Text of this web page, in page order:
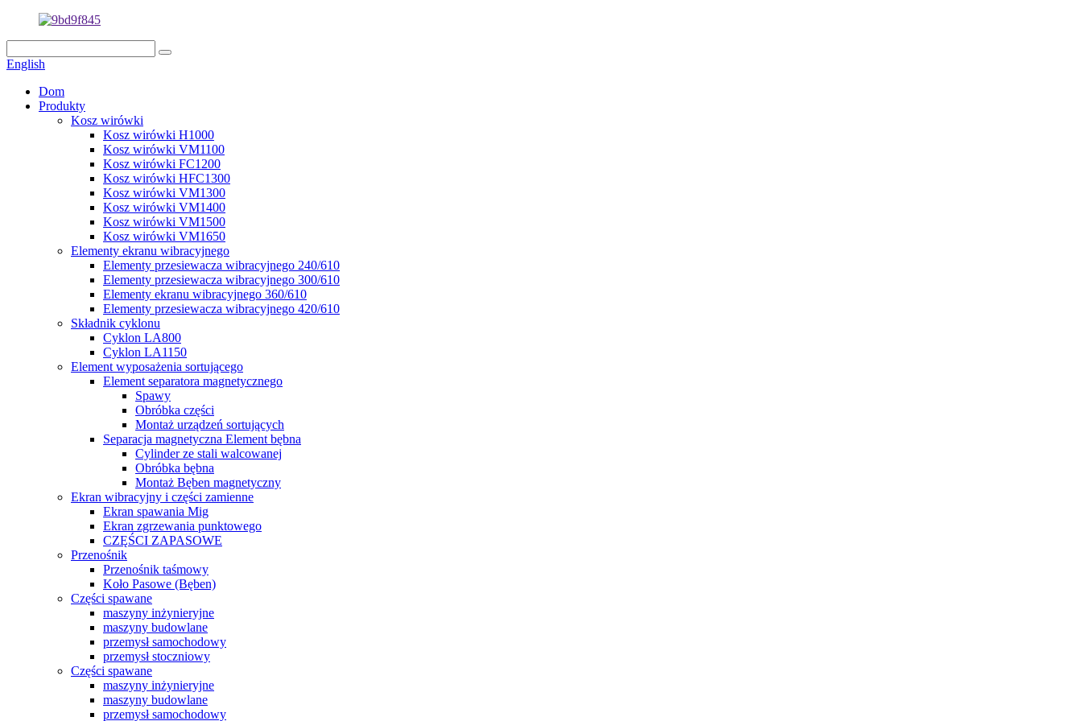
English
Dom
Produkty
Kosz wirówki
Kosz wirówki H1000
Kosz wirówki VM1100
Kosz wirówki FC1200
Kosz wirówki HFC1300
Kosz wirówki VM1300
Kosz wirówki VM1400
Kosz wirówki VM1500
Kosz wirówki VM1650
Elementy ekranu wibracyjnego
Elementy przesiewacza wibracyjnego 240/610
Elementy przesiewacza wibracyjnego 300/610
Elementy ekranu wibracyjnego 360/610
Elementy przesiewacza wibracyjnego 420/610
Składnik cyklonu
Cyklon LA800
Cyklon LA1150
Element wyposażenia sortującego
Element separatora magnetycznego
Spawy
Obróbka części
Montaż urządzeń sortujących
Separacja magnetyczna Element bębna
Cylinder ze stali walcowanej
Obróbka bębna
Montaż Bęben magnetyczny
Ekran wibracyjny i części zamienne
Ekran spawania Mig
Ekran zgrzewania punktowego
CZĘŚCI ZAPASOWE
Przenośnik
Przenośnik taśmowy
Koło Pasowe (Bęben)
Części spawane
maszyny inżynieryjne
maszyny budowlane
przemysł samochodowy
przemysł stoczniowy
Części spawane
maszyny inżynieryjne
maszyny budowlane
przemysł samochodowy